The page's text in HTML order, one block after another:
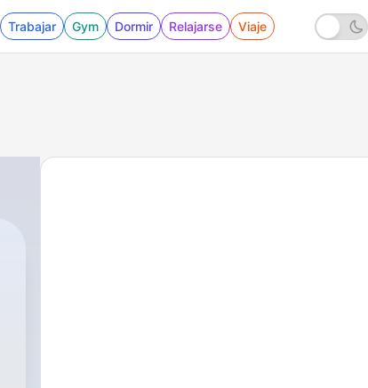
Trabajar Gym Dormir Relajarse Viaje